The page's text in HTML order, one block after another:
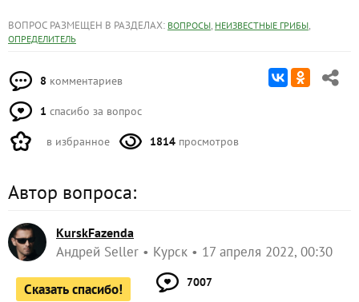
ВОПРОС РАЗМЕЩЕН В РАЗДЕЛАХ: ВОПРОСЫ, НЕИЗВЕСТНЫЕ ГРИБЫ,
ОПРЕДЕЛИТЕЛЬ
8 комментариев
1 спасибо за вопрос
в избранное 1814 просмотров
Автор вопроса:
KurskFazenda
Андрей Seller Курск 17 апреля 2022, 00:30
Сказать спасибо! 7007